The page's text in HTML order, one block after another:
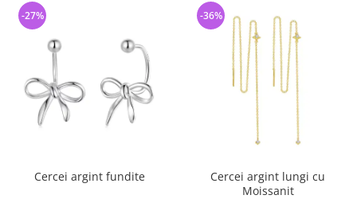
Cercei argint fundite
-27%
Cercei argint lungi cu
Moissanit
-36%